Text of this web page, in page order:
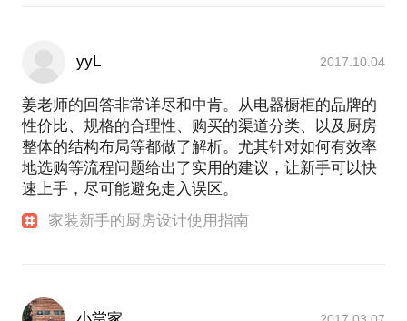
yyL 2017.10.04
姜老师的回答非常详尽和中肯。从电器橱柜的品牌的
性价比、规格的合理性、购买的渠道分类、以及厨房
整体的结构布局等都做了解析。尤其针对如何有效率
地选购等流程问题给出了实用的建议，让新手可以快
速上手，尽可能避免走入误区。
家装新手的厨房设计使用指南